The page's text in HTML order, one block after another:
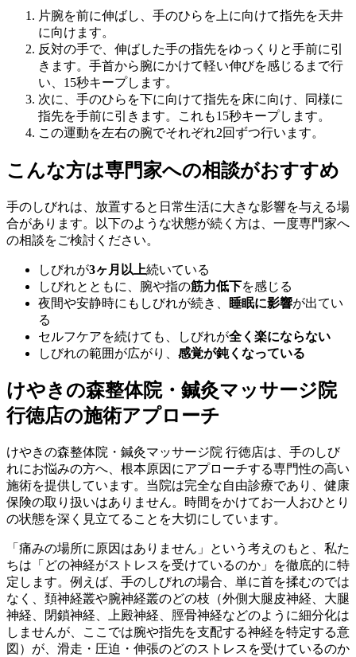
片腕を前に伸ばし、手のひらを上に向けて指先を天井
に向けます。
反対の手で、伸ばした手の指先をゆっくりと手前に引
きます。手首から腕にかけて軽い伸びを感じるまで行
い、15秒キープします。
次に、手のひらを下に向けて指先を床に向け、同様に
指先を手前に引きます。これも15秒キープします。
この運動を左右の腕でそれぞれ2回ずつ行います。
こんな方は専門家への相談がおすすめ
手のしびれは、放置すると日常生活に大きな影響を与える場
合があります。以下のような状態が続く方は、一度専門家へ
の相談をご検討ください。
しびれが3ヶ月以上続いている
しびれとともに、腕や指の筋力低下を感じる
夜間や安静時にもしびれが続き、
睡眠に影響が出てい
る
セルフケアを続けても、しびれが全く楽にならない
しびれの範囲が広がり、 感覚が鈍くなっている
けやきの森整体院・鍼灸マッサージ院
行徳店の施術アプローチ
けやきの森整体院・鍼灸マッサージ院 行徳店は、手のしび
れにお悩みの方へ、根本原因にアプローチする専門性の高い
施術を提供しています。当院は完全な自由診療であり、健康
保険の取り扱いはありません。時間をかけてお一人おひとり
の状態を深く見立てることを大切にしています。
「痛みの場所に原因はありません」という考えのもと、私た
ちは「どの神経がストレスを受けているのか」を徹底的に特
定します。例えば、手のしびれの場合、単に首を揉むのでは
なく、頚神経叢や腕神経叢のどの枝（外側大腿皮神経、大腿
神経、閉鎖神経、上殿神経、脛骨神経などのように細分化は
しませんが、ここでは腕や指先を支配する神経を特定する意
図）が、滑走・圧迫・伸張のどのストレスを受けているのか